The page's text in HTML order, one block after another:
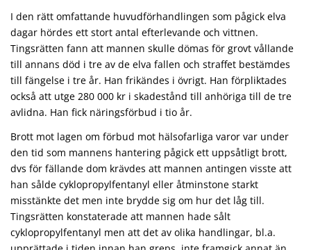
I den rätt omfattande huvudförhandlingen som pågick elva
dagar hördes ett stort antal efterlevande och vittnen.
Tingsrätten fann att mannen skulle dömas för grovt vållande
till annans död i tre av de elva fallen och straffet bestämdes
till fängelse i tre år. Han frikändes i övrigt. Han förpliktades
också att utge 280 000 kr i skadestånd till anhöriga till de tre
avlidna. Han fick näringsförbud i tio år.
Brott mot lagen om förbud mot hälsofarliga varor var under
den tid som mannens hantering pågick ett uppsåtligt brott,
dvs för fällande dom krävdes att mannen antingen visste att
han sålde cyklopropylfentanyl eller åtminstone starkt
misstänkte det men inte brydde sig om hur det låg till.
Tingsrätten konstaterade att mannen hade sålt
cyklopropylfentanyl men att det av olika handlingar, bl.a.